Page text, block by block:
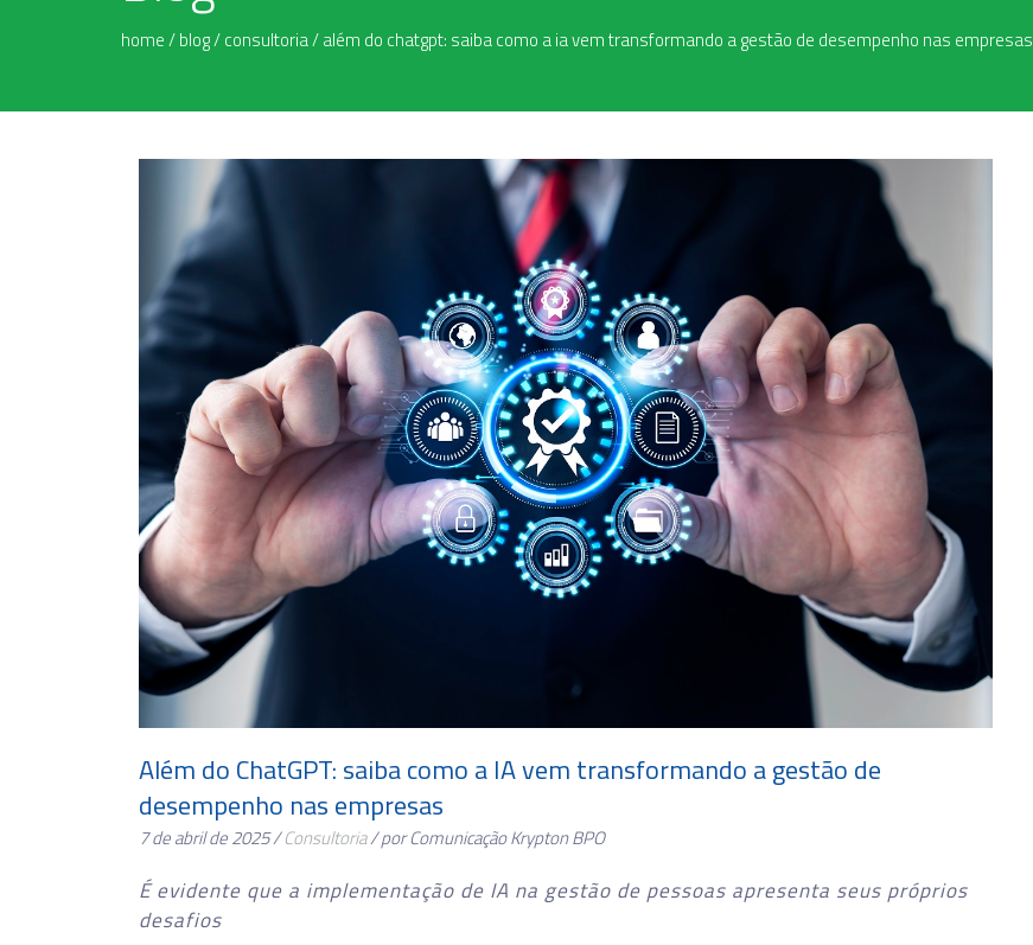
home/blog/consultoria/além do chatgpt: saiba como a ia vem transformando a gestão de desempenho nas empresas
Além do ChatGPT: saiba como a IA vem transformando a gestão de
desempenho nas empresas
7 de abril de 2025 /Consultoria/ por Comunicação Krypton BPO
É evidente que a implementação de IA na gestão de pessoas apresenta seus próprios
desafios